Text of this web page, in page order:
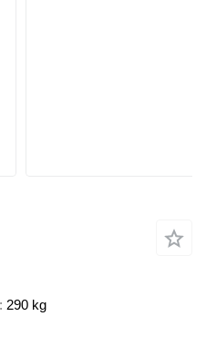
290 kg